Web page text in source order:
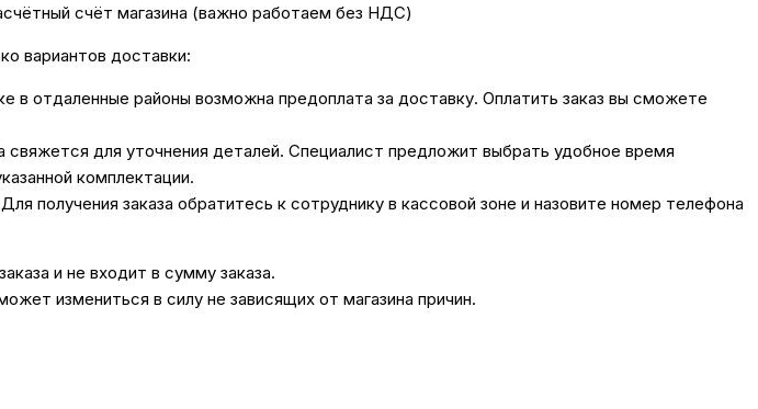
счёт магазина (важно работаем без НДС)
вариантов доставки:
в отдаленные районы возможна предоплата за доставку. Оплатить заказ вы сможете
свяжется для уточнения деталей. Специалист предложит выбрать удобное время
комплектации.
получения заказа обратитесь к сотруднику в кассовой зоне и назовите номер телефона
и не входит в сумму заказа.
измениться в силу не зависящих от магазина причин.